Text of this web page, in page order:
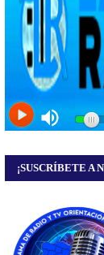
¡SUSCRÍBETE A